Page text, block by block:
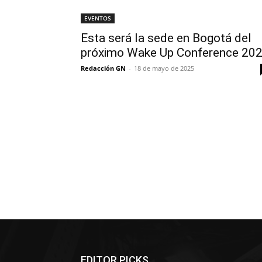
EVENTOS
Esta será la sede en Bogotá del
próximo Wake Up Conference
Redacción GN - 18 de mayo de 2025